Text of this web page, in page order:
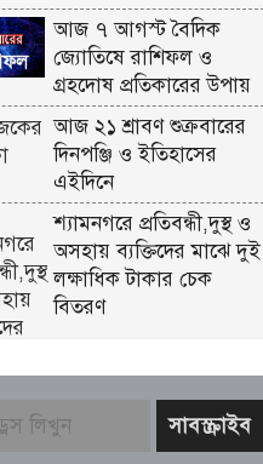
আজ ৭ আগস্ট বৈদিক
জ্যোতিষে রাশিফল ও
গ্রহদোষ প্রতিকারের উপায়
আজ ২১ শ্রাবণ শুক্রবারের
দিনপঞ্জি ও ইতিহাসের
এইদিনে
শ্যামনগরে প্রতিবন্ধী,দুস্থ ও
অসহায় ব্যক্তিদের মাঝে দুই
লক্ষাধিক টাকার চেক
বিতরণ